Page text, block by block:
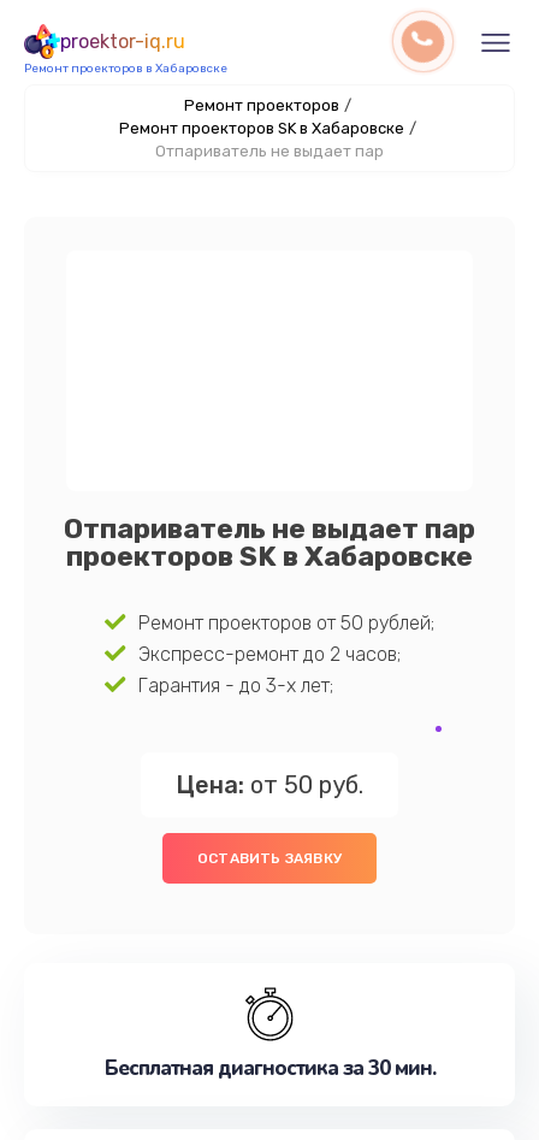
proektor-iq.ru
Ремонт проекторов в Хабаровске
Ремонт проекторов /
Ремонт проекторов SK в Хабаровске /
Отпариватель не выдает пар
Отпариватель не выдает пар
проекторов SK в Хабаровске
Ремонт проекторов от 50 рублей;
Экспресс-ремонт до 2 часов;
Гарантия - до 3-х лет;
Цена: от 50 руб.
ОСТАВИТЬ ЗАЯВКУ
Бесплатная диагностика за 30 мин.